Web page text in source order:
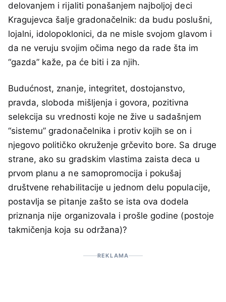
delovanjem i rijaliti ponašanjem najboljoj deci
Kragujevca šalje gradonačelnik: da budu poslušni,
lojalni, idolopoklonici, da ne misle svojom glavom i
da ne veruju svojim očima nego da rade šta im
“gazda” kaže, pa će biti i za njih.
Budućnost, znanje, integritet, dostojanstvo,
pravda, sloboda mišljenja i govora, pozitivna
selekcija su vrednosti koje ne žive u sadašnjem
“sistemu” gradonačelnika i protiv kojih se on i
njegovo političko okruženje grčevito bore. Sa druge
strane, ako su gradskim vlastima zaista deca u
prvom planu a ne samopromocija i pokušaj
društvene rehabilitacije u jednom delu populacije,
postavlja se pitanje zašto se ista ova dodela
priznanja nije organizovala i prošle godine (postoje
takmičenja koja su održana)?
REKLAMA